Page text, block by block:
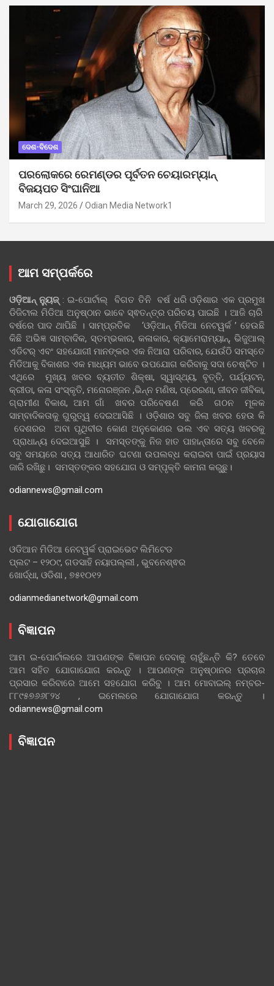
ଦେଶ-ବିଦେଶ
ପରଲୋକରେ ରେମଣ୍ଡର ପୂର୍ବତନ ଚେୟାରମ୍ୟାନ୍
ବିଜୟପତ ସିଂଘାନିଆ
March 29, 2026 Odian Media Network1
ଆମ ସମ୍ପର୍କରେ
ଓଡ଼ିଆନ୍‍ ନ୍ୟୁଜ୍‍: ଇ-ପୋର୍ଟାଲ୍ ବିଗତ ତିନି ବର୍ଷ ଧରି ଓଡ଼ିଶାର ଏକ ପ୍ରମୁଖ
ଡିଜିଟାଲ ମିଡିଆ ଅନୁଷ୍ଠାନ ଭାବେ ସ୍ଵତନ୍ତ୍ର ପରିଚୟ ପାଇଛି । ଆଜି ଚାରି
ବର୍ଷରେ ପାଦ ଥାପିଛି । ସାମ୍ପ୍ରତିକ ‘ଓଡ଼ିଆନ୍‍ ମିଡିଆ ନେଟୱର୍କ ’ ହେଉଛି
କିଛି ଅଭିଜ୍ଞ ସାମ୍ବାଦିକ, ସ୍ତମ୍ଭକାର, କଳାକାର, କ୍ୟାମେରାମ୍ୟାନ୍, ଭିଜୁଆଲ୍
ଏଡିଟର୍ ଏବଂ ସହଯୋଗୀ ମାନଙ୍କର ଏକ ନିଆରା ପରିବାର, ଯେଉଁଠି ସମସ୍ତେ
ମିଡିଆକୁ ବିକାଶର ଏକ ମାଧ୍ୟମ ଭାବେ ଉପଯୋଗ କରିବାକୁ ସଦା ଚେଷ୍ଟିତ ।
ଏଥିରେ ମୁଖ୍ୟ ଖବର ବ୍ୟତୀତ ଶିକ୍ଷା, ସ୍ୱାସ୍ଥ୍ୟ, ବୃତ୍ତି, ପର୍ଯ୍ୟଟନ,
କ୍ରୀଡା, କଳା ସଂସ୍କୃତି, ମନୋରଞ୍ଜନ ,ଭିନ୍ନ ମଣିଷ, ପ୍ରେରଣା, ଜୀବନ ଜୀବିକା,
ଗ୍ରାମୀଣ ବିକାଶ, ଆମ ଗାଁ ଖବର ପରିବେଷଣ କରି ଗଠନ ମୂଳକ
ସାମ୍ବାଦିକତାକୁ ଗୁରୁତ୍ୱ ଦେଇଆସିଛି । ଓଡ଼ିଶାର ସବୁ ଜିଲା ଖବର ହେଉ କି
ଦେଶରର ଅବା ପୃଥିବୀର କୋଣ ଅନୁକୋଣର ଭଲ ଏବ ସତ୍ୟ ଖବରକୁ
ପ୍ରାଧାନ୍ୟ ଦେଇଆସୁଛି । ସମସ୍ତଙ୍କୁ ନିଜ ହାତ ପାହାନ୍ତାରେ ସବୁ ବେଳେ
ସବୁ ସମୟରେ ସତ୍ୟ ଆଧାରିତ ଘଟଣା ଉପଲବ୍ଧ କରାଇବା ପାଇଁ ପ୍ରୟାସ
ଜାରି ରଖିଛୁ। ସମସ୍ତଙ୍କର ସହଯୋଗ ଓ ସମ୍ପୃକ୍ତି କାମନା କରୁଛୁ।
odiannews@gmail.com
ଯୋଗାଯୋଗ
ଓଡିଆନ ମିଡିଆ ନେଟୱର୍କ ପ୍ରାଇଭେଟ ଲିମିଟେଡ
ପ୍ଲଟ – ୧୨୦୯, ଗଡସାହି ନୟାପଲ୍ଲୀ , ଭୁବନେଶ୍ଵର
ଖୋର୍ଦ୍ଧା, ଓଡିଶା , ୭୫୧୦୧୨
odianmedianetwork@gmail.com
ବିଜ୍ଞାପନ
ଆମ ଇ-ପୋର୍ଟାଲରେ ଆପଣଙ୍କ ବିଜ୍ଞାପନ ଦେବାକୁ ଚାହୁଁଛନ୍ତି କି? ତେବେ
ଆମ ସହିତ ଯୋଗାଯୋଗ କରନ୍ତୁ । ଆପଣଙ୍କ ଅନୁଷ୍ଠାନର ପ୍ରଚାର
ପ୍ରସାର କରିବାରେ ଆମେ ସହଯୋଗ କରିବୁ । ଆମ ମୋବାଇଲ୍ ନମ୍ବର-
୮୮୯୫୭୬୬୮୨୪ , ଇମେଲରେ ଯୋଗାଯୋଗ କରନ୍ତୁ ।
odiannews@gmail.com
ବିଜ୍ଞାପନ